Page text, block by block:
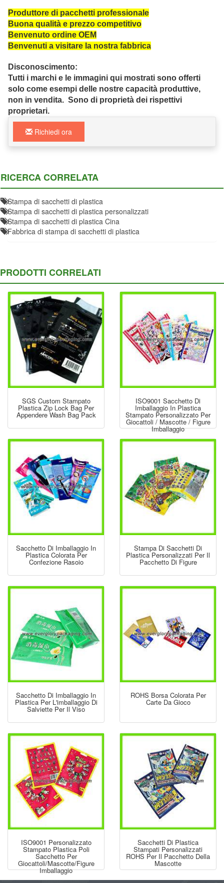
Produttore di pacchetti professionale
Buona qualità e prezzo competitivo
Benvenuto ordine OEM
Benvenuti a visitare la nostra fabbrica
Disconoscimento:
Tutti i marchi e le immagini qui mostrati sono offerti
solo come esempi delle nostre capacità produttive,
non in vendita. Sono di proprietà dei rispettivi
proprietari.
Richiedi ora
RICERCA CORRELATA
Stampa di sacchetti di plastica
Stampa di sacchetti di plastica personalizzati
Stampa di sacchetti di plastica Cina
Fabbrica di stampa di sacchetti di plastica
PRODOTTI CORRELATI
SGS Custom Stampato
Plastica Zip Lock Bag Per
Appendere Wash Bag Pack
ISO9001 Sacchetto Di
Imballaggio In Plastica
Stampato Personalizzato Per
Giocattoli / Mascotte / Figure
Imballaggio
Sacchetto Di Imballaggio In
Plastica Colorata Per
Confezione Rasoio
Stampa Di Sacchetti Di
Plastica Personalizzati Per Il
Pacchetto Di Figure
Sacchetto Di Imballaggio In
Plastica Per L'imballaggio Di
Salviette Per Il Viso
ROHS Borsa Colorata Per
Carte Da Gioco
ISO9001 Personalizzato
Stampato Plastica Poli
Sacchetto Per
Giocattoli/Mascotte/figure
Imballaggio
Sacchetti Di Plastica
Stampati Personalizzati
ROHS Per Il Pacchetto Della
Mascotte